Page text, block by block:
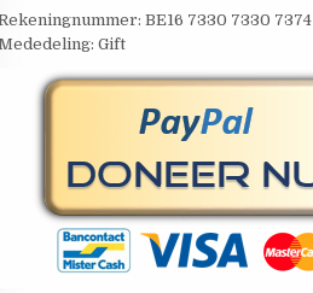
BE16 7330 7330 7374 |
Gift